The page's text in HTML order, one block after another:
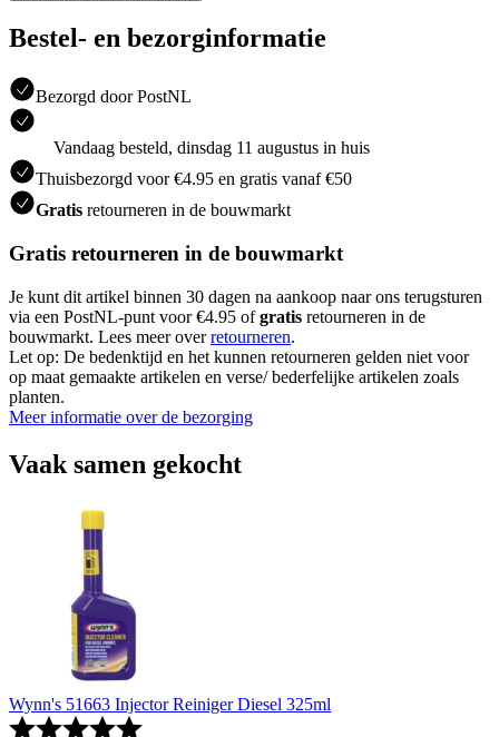
Bestel- en bezorginformatie
Bezorgd door PostNL
Vandaag besteld, dinsdag 11 augustus in huis
Thuisbezorgd voor €4.95 en gratis vanaf €50
Gratis retourneren in de bouwmarkt
Gratis retourneren in de bouwmarkt
Je kunt dit artikel binnen 30 dagen na aankoop naar ons terugsturen
via een PostNL-punt voor €4.95 ofgratis retourneren in de
bouwmarkt. Lees meer overretourneren.
Let op: De bedenktijd en het kunnen retourneren gelden niet voor
op maat gemaakte artikelen en verse/ bederfelijke artikelen zoals
planten.
Meer informatie over de bezorging
Vaak samen gekocht
Wynn's 51663 Injector Reiniger Diesel 325ml